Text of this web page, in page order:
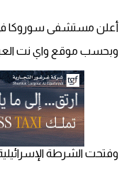
أعلن مستشفى سوروكا في بئر السبع، اليوم الأحد، عن وفاة
وبحسب موقع واي نت
وفتحت الشرطة